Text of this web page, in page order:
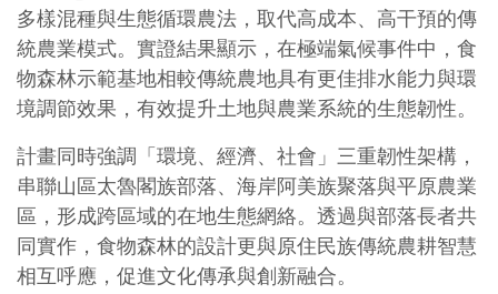
多樣混種與生態循環農法，取代高成本、高干預的傳
統農業模式。實證結果顯示，在極端氣候事件中，食
物森林示範基地相較傳統農地具有更佳排水能力與環
境調節效果，有效提升土地與農業系統的生態韌性。
計畫同時強調「環境、經濟、社會」三重韌性架構，
串聯山區太魯閣族部落、海岸阿美族聚落與平原農業
區，形成跨區域的在地生態網絡。透過與部落長者共
同實作，食物森林的設計更與原住民族傳統農耕智慧
相互呼應，促進文化傳承與創新融合。